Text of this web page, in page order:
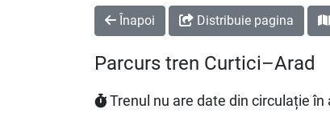
Înapoi Distribuie pagina
Parcurs tren Curtici–Arad
Trenul nu are date din circulație